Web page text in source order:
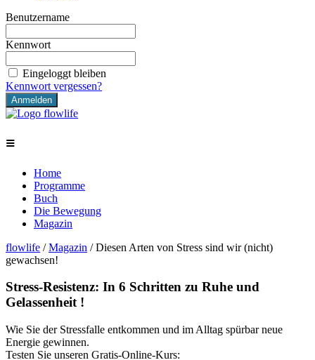
Benutzername
Kennwort
Eingeloggt bleiben
Kennwort vergessen?
≡
Home
Programme
Buch
Die Bewegung
Magazin
flowlife /Magazin /Diesen Arten von Stress sind wir (nicht)
gewachsen!
Stress-Resistenz: In 6 Schritten zu Ruhe und
Gelassenheit !
Wie Sie der Stressfalle entkommen und im Alltag spürbar neue
Energie gewinnen.
Testen Sie unseren Gratis-Online-Kurs: